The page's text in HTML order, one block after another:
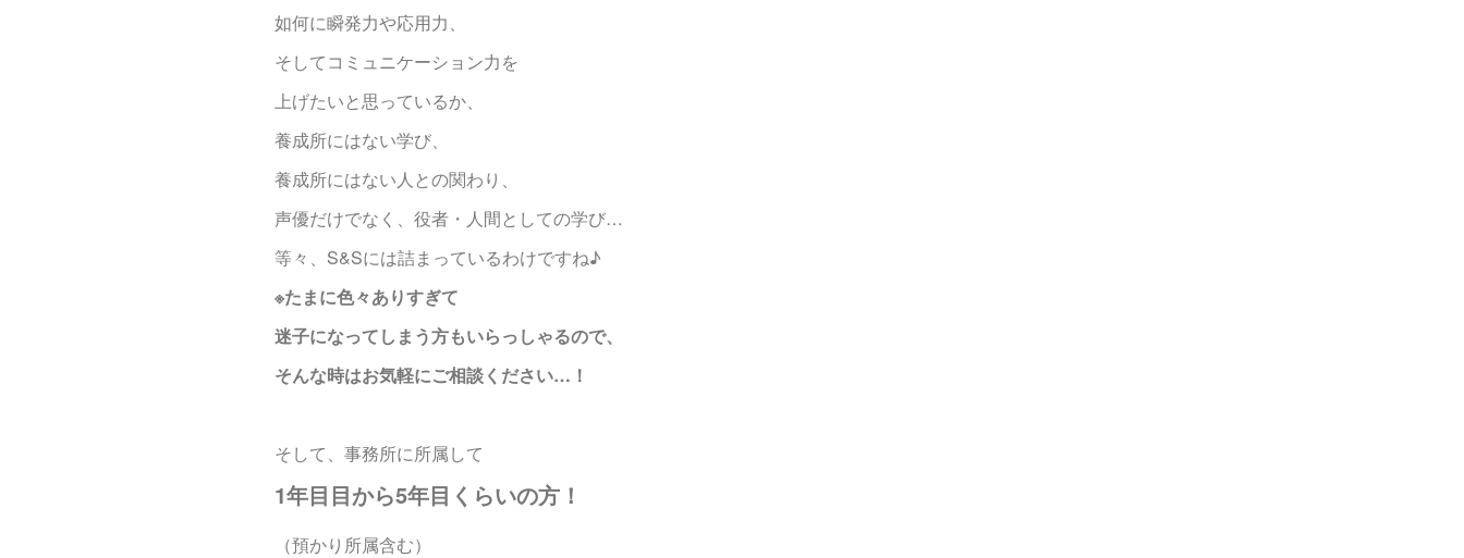
如何に瞬発力や応用力、
そしてコミュニケーション力を
上げたいと思っているか、
養成所にはない学び、
養成所にはない人との関わり、
声優だけでなく、役者・人間としての学び…
等々、S&Sには詰まっているわけですね♪
※たまに色々ありすぎて
迷子になってしまう方もいらっしゃるので、
そんな時はお気軽にご相談ください…！
そして、事務所に所属して
1年目目から5年目くらいの方！
（預かり所属含む）